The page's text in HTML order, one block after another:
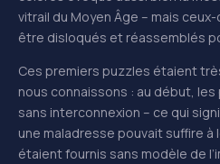
vitrail du Moyen Âge – mais
être disloqués et réassemblés
Ces premiers puzzles étaient
nous connaissons : au début,
sans interconnexion – ce qui
une maladresse pouvait suffire à
étaient fournis sans modèle de